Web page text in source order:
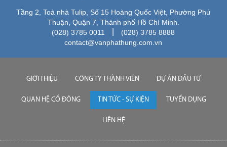
Tầng 2, Toà nhà Tulip, Số 15 Hoàng Quốc Việt, Phường Phú
Thuận, Quận 7, Thành phố Hồ Chí Minh.
(028) 3785 0011
(028) 3785 8888
contact@vanphathung.com.vn
GIỚI THIỆU CÔNG TY THÀNH VIÊN DỰ ÁN ĐẦU TƯ
QUAN HỆ CỔ ĐÔNG TIN TỨC - SỰ KIỆN TUYỂN DỤNG
LIÊN HỆ